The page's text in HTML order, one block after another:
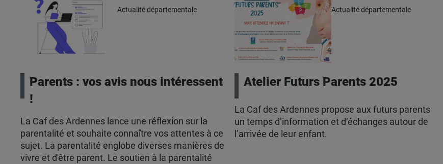
Actualité départementale
Parents : vos avis nous intéressent
!
La Caf des Ardennes lance une réflexion sur la
parentalité et souhaite connaître vos attentes à ce
sujet. La parentalité englobe diverses manières de
vivre et d'être parent. Le soutien à la parentalité
Actualité départementale
Atelier Futurs Parents 2025
La Caf des Ardennes propose aux futurs parents
un temps d’information et d’échanges autour de
l’arrivée de leur enfant.